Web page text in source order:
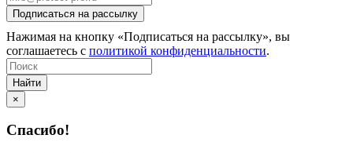
Нажимая на кнопку «Подписаться на рассылку», вы
соглашаетесь с политикой конфиденциальности.
Найти
×
Спасибо!